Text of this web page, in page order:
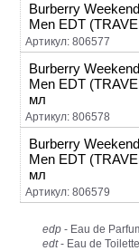
Burberry
Men EDT
Артикул: 806577
Burberry
Men EDT
мл
Артикул: 806578
Burberry
Men EDT
мл
Артикул: 806579
edp - Eau de
edt- Eau de